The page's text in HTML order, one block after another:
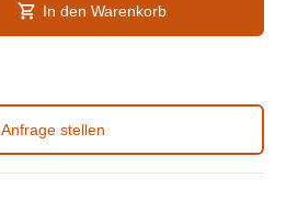
In den Warenkorb
Anfrage stellen